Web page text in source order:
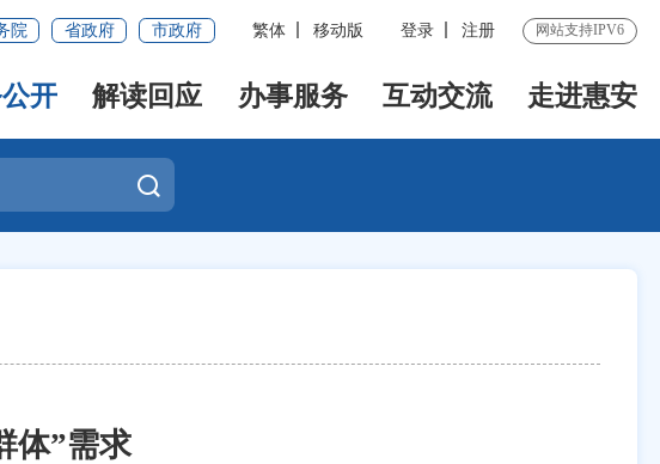
院 省政府 市政府 繁体 移动版 登录 注册 网站支持IPV6
开 解读回应 办事服务 互动交流 走进惠安
体”需求